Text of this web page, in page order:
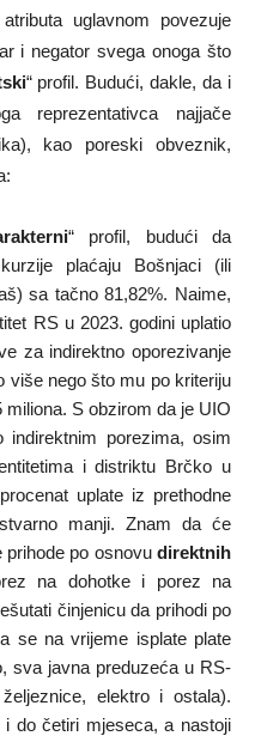
uglavnom povezuje
i negator svega onoga što
“ profil. Budući, dakle, da i
reprezentativca najjače
kao poreski obveznik,
“ profil, budući da
plaćaju Bošnjaci (ili
sa tačno 81,82%. Naime,
RS u 2023. godini uplatio
za indirektno oporezivanje
više nego što mu po kriteriju
miliona. S obzirom da je UIO
porezima, osim
i distriktu Brčko u
uplate iz prethodne
manji. Znam da će
po osnovu direktnih
na dohotke i porez na
činjenicu da prihodi po
se na vrijeme isplate plate
sva javna preduzeća u RS-
elektro i ostala).
do četiri mjeseca, a nastoji